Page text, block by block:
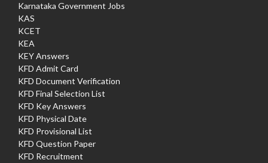
Karnataka Government Jobs
KAS
KCET
KEA
KEY Answers
KFD Admit Card
KFD Document Verification
KFD Final Selection List
KFD Key Answers
KFD Physical Date
KFD Provisional List
KFD Question Paper
KFD Recruitment